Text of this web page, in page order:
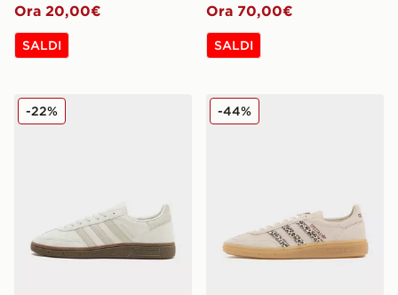
Ora 20,00€
SALDI
Ora 70,00€
SALDI
adidas Originals Handball Spezial
-22% adidas Originals Handball
-44%